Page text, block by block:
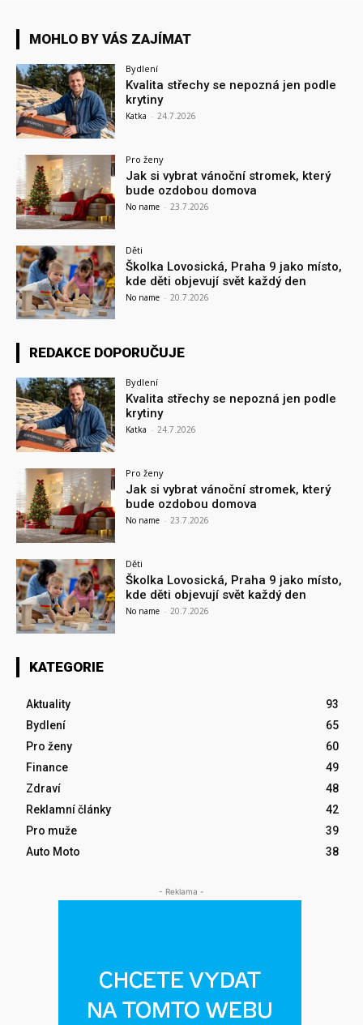
MOHLO BY VÁS ZAJÍMAT
Bydlení
Kvalita střechy se nepozná jen podle
krytiny
Katka - 24.7.2026
Pro ženy
Jak si vybrat vánoční stromek, který
bude ozdobou domova
No name - 23.7.2026
Děti
Školka Lovosická, Praha 9 jako místo,
kde děti objevují svět každý den
No name - 20.7.2026
REDAKCE DOPORUČUJE
Bydlení
Kvalita střechy se nepozná jen podle
krytiny
Katka - 24.7.2026
Pro ženy
Jak si vybrat vánoční stromek, který
bude ozdobou domova
No name - 23.7.2026
Děti
Školka Lovosická, Praha 9 jako místo,
kde děti objevují svět každý den
No name - 20.7.2026
KATEGORIE
Aktuality
93
Bydlení
65
Pro ženy
60
Finance
49
Zdraví
48
Reklamní články
42
Pro muže
39
Auto Moto
38
- Reklama -